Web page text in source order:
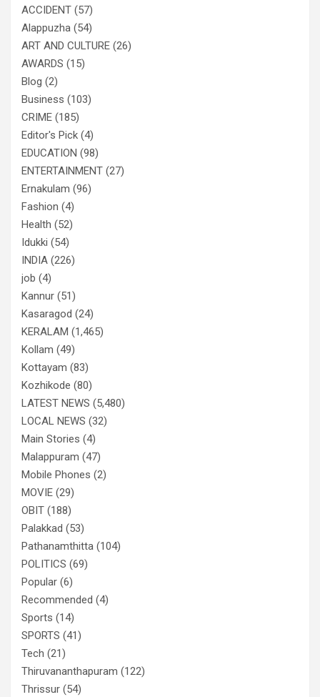
ACCIDENT (57)
Alappuzha (54)
ART AND CULTURE (26)
AWARDS (15)
Blog (2)
Business (103)
CRIME (185)
Editor's Pick (4)
EDUCATION (98)
ENTERTAINMENT (27)
Ernakulam (96)
Fashion (4)
Health (52)
Idukki (54)
INDIA (226)
job (4)
Kannur (51)
Kasaragod (24)
KERALAM (1,465)
Kollam (49)
Kottayam (83)
Kozhikode (80)
LATEST NEWS (5,480)
LOCAL NEWS (32)
Main Stories (4)
Malappuram (47)
Mobile Phones (2)
MOVIE (29)
OBIT (188)
Palakkad (53)
Pathanamthitta (104)
POLITICS (69)
Popular (6)
Recommended (4)
Sports (14)
SPORTS (41)
Tech (21)
Thiruvananthapuram (122)
Thrissur (54)